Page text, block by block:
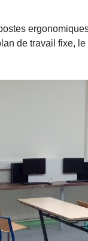
de travail fixe,